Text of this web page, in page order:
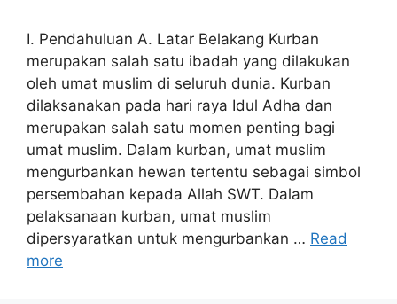
I. Pendahuluan A. Latar Belakang Kurban
merupakan salah satu ibadah yang dilakukan
oleh umat muslim di seluruh dunia. Kurban
dilaksanakan pada hari raya Idul Adha dan
merupakan salah satu momen penting bagi
umat muslim. Dalam kurban, umat muslim
mengurbankan hewan tertentu sebagai simbol
persembahan kepada Allah SWT. Dalam
pelaksanaan kurban, umat muslim
dipersyaratkan untuk mengurbankan … Read
more